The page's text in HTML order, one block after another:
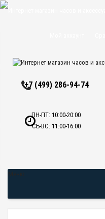
+7 (499) 286-94-74
ПН-ПТ: 10:00-20:00
СБ-ВС: 11:00-16:00